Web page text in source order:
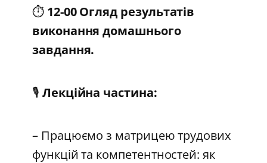
⏱️ 12-00 Огляд результатів
виконання домашнього
завдання.
🎙️ Лекційна частина:
– Працюємо з матрицею трудових
функцій та компетентностей: як